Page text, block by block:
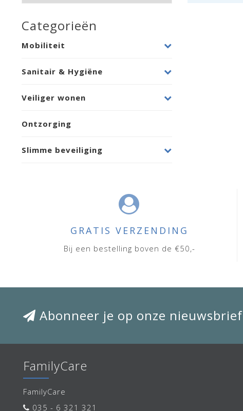
Categorieën
Mobiliteit
Sanitair & Hygiëne
Veiliger wonen
Ontzorging
Slimme beveiliging
GRATIS VERZENDING
Bij een bestelling boven de €50,-
Abonneer je op onze nieuwsbrief
FamilyCare
FamilyCare
035 - 6 321 321